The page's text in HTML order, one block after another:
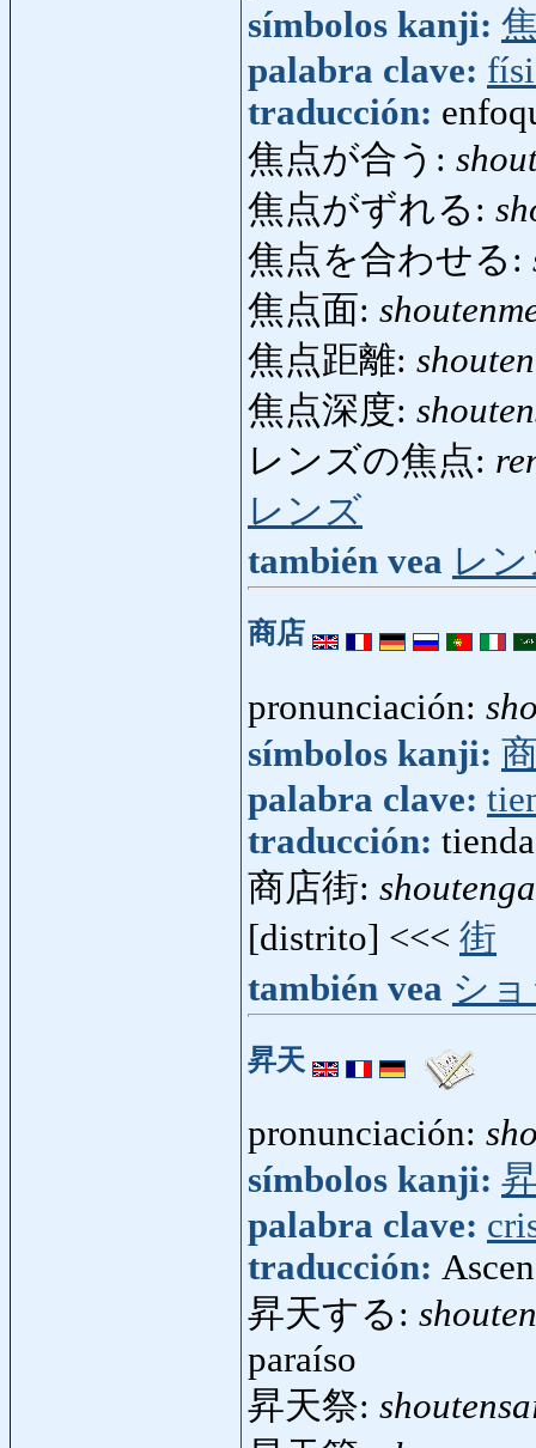
símbolos kanji:
palabra clave:
traducción:
焦点が合う:
焦点がずれる:
焦点を合わせる:
焦点面:
焦点距離:
焦点深度:
レンズの焦点:
レンズ
también vea レ
商店
pronunciación:
símbolos kanji:
palabra clave:
traducción: tienda
商店街:
[distrito] <<< 街
también vea シ
昇天
pronunciación:
símbolos kanji:
palabra clave:
traducción:
昇天する:
paraíso
昇天祭: